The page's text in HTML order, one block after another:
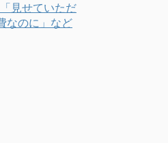
見せていただ
なのに」など